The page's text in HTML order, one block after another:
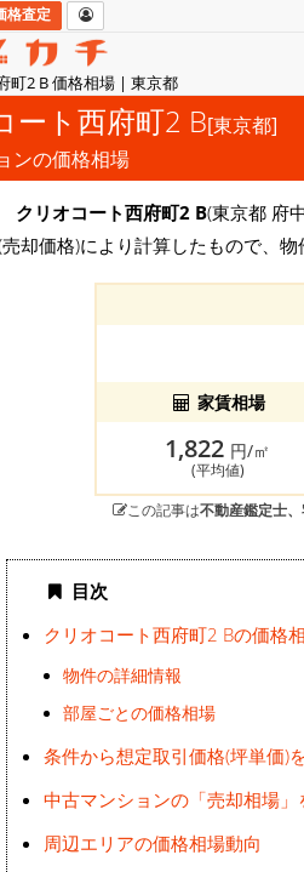
町2 B 価格相場 | 東京都
格査定
ート西府町2 B[東京都]
ンの価格相場
クリオコート西府町2 B(東京都 府
却価格)により計算したもので、
家賃相場
1,822 円/㎡
(平均値)
この記事は不動産鑑定士
目次
クリオコート西府町2 Bの価格
物件の詳細情報
部屋ごとの価格相場
条件から想定取引価格(坪単価)
中古マンションの「売却相場」
周辺エリアの価格相場動向